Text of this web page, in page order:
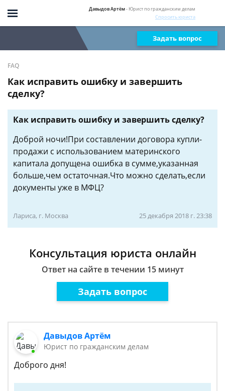
Давыдов Артём- Юрист по гражданским делам
Спросить юриста
Задать вопрос
FAQ
Как исправить ошибку и завершить
сделку?
Как исправить ошибку и завершить сделку?
Доброй ночи!При составлении договора купли-
продажи с использованием материнского
капитала допущена ошибка в сумме,указанная
больше,чем остаточная.Что можно сделать,если
документы уже в МФЦ?
Лариса, г. Москва 25 декабря 2018 г. 23:38
Консультация юриста онлайн
Ответ на сайте в течении 15 минут
Задать вопрос
Давыдов Артём
Юрист по гражданским делам
Доброго дня!